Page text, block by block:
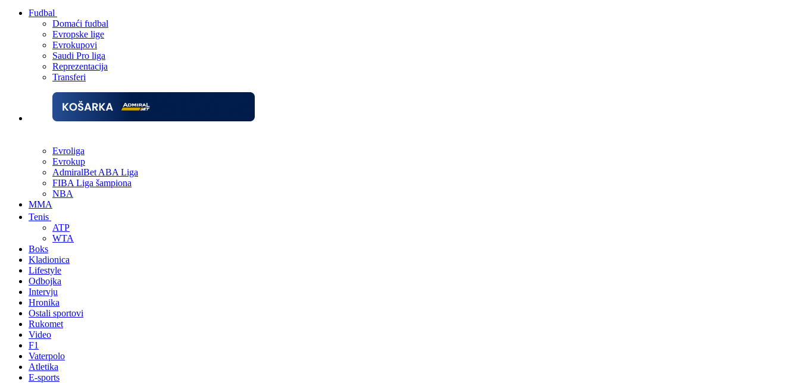
Fudbal
Domaći fudbal
Evropske lige
Evrokupovi
Saudi Pro liga
Reprezentacija
Transferi
Evroliga
Evrokup
AdmiralBet ABA Liga
FIBA Liga šampiona
NBA
MMA
Tenis
ATP
WTA
Boks
Kladionica
Lifestyle
Odbojka
Intervju
Hronika
Ostali sportovi
Rukomet
Video
F1
Vaterpolo
Atletika
E-sports